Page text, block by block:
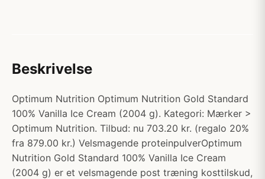
Beskrivelse
Optimum Nutrition Optimum Nutrition Gold Standard
100% Vanilla Ice Cream (2004 g). Kategori: Mærker >
Optimum Nutrition. Tilbud: nu 703.20 kr. (regalo 20%
fra 879.00 kr.) Velsmagende proteinpulverOptimum
Nutrition Gold Standard 100% Vanilla Ice Cream
(2004 g) er et velsmagende post træning kosttilskud,